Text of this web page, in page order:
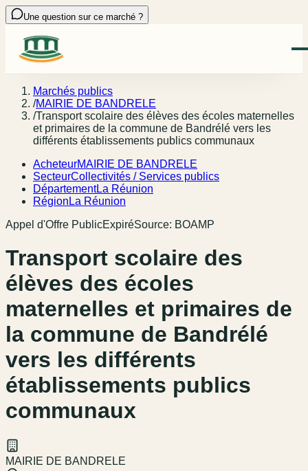
Une question sur ce marché ?
Marchés publics
/MAIRIE DE BANDRELE
/Transport scolaire des élèves des écoles maternelles
et primaires de la commune de Bandrélé vers les
différents établissements publics communaux
AcheteurMAIRIE DE BANDRELE
SecteurCollectivités / Services publics
DépartementLa Réunion
Région La Réunion
Appel d'Offre PublicExpiréSource: BOAMP
Transport scolaire des
élèves des écoles
maternelles et primaires de
la commune de Bandrélé
vers les différents
établissements publics
communaux
MAIRIE DE BANDRELE